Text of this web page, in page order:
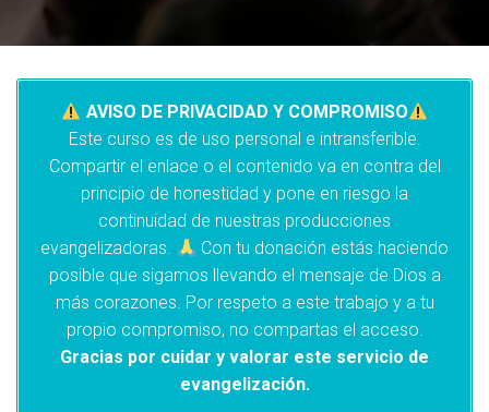
AVISO DE PRIVACIDAD Y COMPROMISO
Este curso es de uso personal e intransferible.
Compartir el enlace o el contenido va en contra del
principio de honestidad y pone en riesgo la
continuidad de nuestras producciones
evangelizadoras.
Con tu donación estás haciendo
posible que sigamos llevando el mensaje de Dios a
más corazones. Por respeto a este trabajo y a tu
propio compromiso, no compartas el acceso.
Gracias por cuidar y valorar este servicio de
evangelización.